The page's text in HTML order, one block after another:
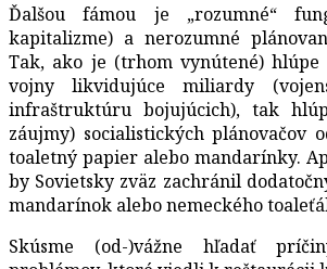
Ďalšou fámou je „rozumné“
kapitalizme) a nerozumné
Tak, ako je (trhom vynútené) hlúpe
vojny likvidujúce miliardy
infraštruktúru bojujúcich), tak
záujmy) socialistických plánovačov
toaletný papier alebo mandarínky.
by Sovietsky zväz zachránil
mandarínok alebo nemeckého
Skúsme (od-)vážne hľadať